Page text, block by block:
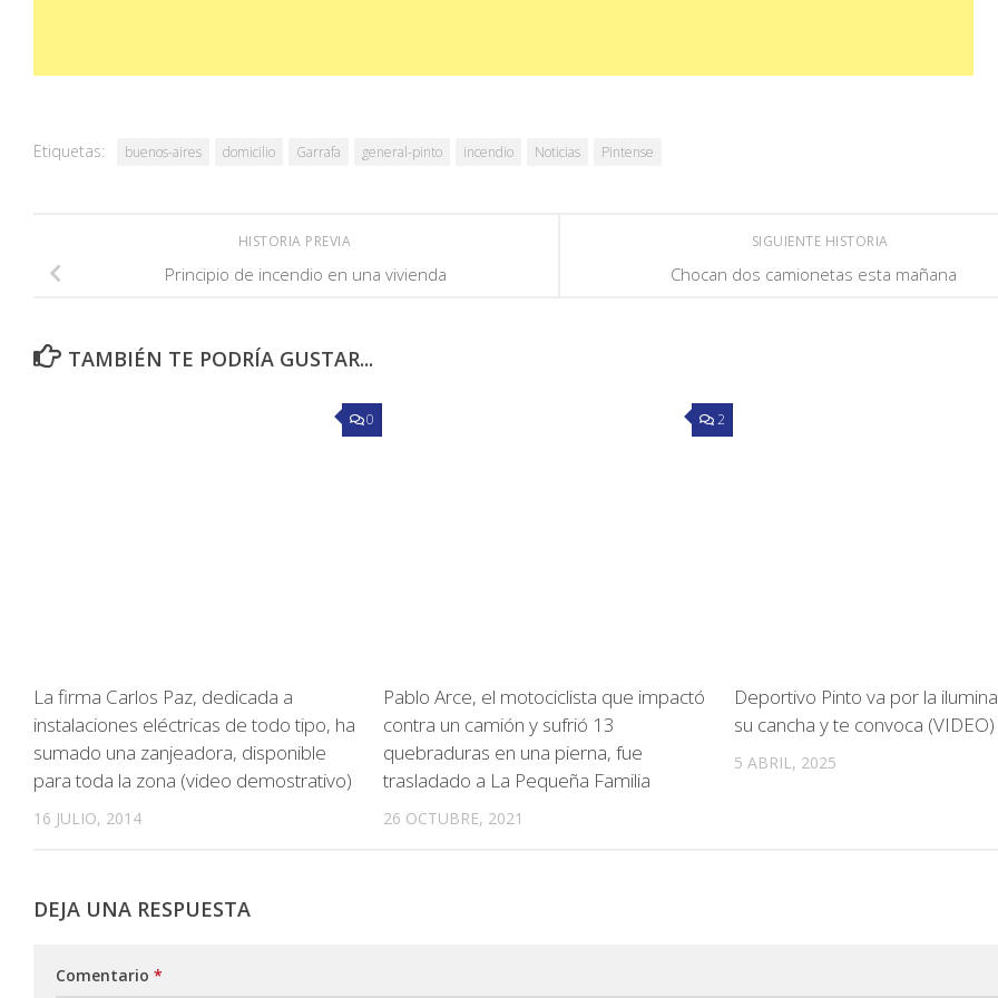
Etiquetas: buenos-aires domicilio Garrafa general-pinto incendio Noticias Pintense
SIGUIENTE HISTORIA
Chocan dos camionetas esta mañana
HISTORIA PREVIA
Principio de incendio en una vivienda
TAMBIÉN TE PODRÍA GUSTAR...
0
La firma Carlos Paz, dedicada a
instalaciones eléctricas de todo tipo, ha
sumado una zanjeadora, disponible
para toda la zona (video demostrativo)
16 JULIO, 2014
2
Pablo Arce, el motociclista que impactó
contra un camión y sufrió 13
quebraduras en una pierna, fue
trasladado a La Pequeña Familia
26 OCTUBRE, 2021
Deportivo Pinto va por la
su cancha y te convoca (VIDEO)
5 ABRIL, 2025
DEJA UNA RESPUESTA
Comentario *